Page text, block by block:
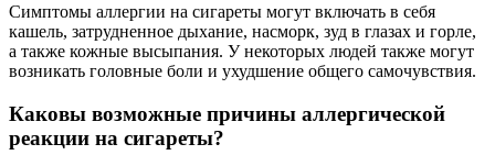
Симптомы аллергии на сигареты могут включать в себя
кашель, затрудненное дыхание, насморк, зуд в глазах и горле,
а также кожные высыпания. У некоторых людей также могут
возникать головные боли и ухудшение общего самочувствия.
Каковы возможные причины аллергической
реакции на сигареты?